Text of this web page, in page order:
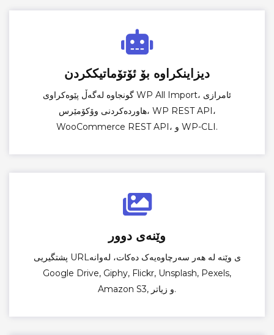
دیزاینکراوە بۆ ئۆتۆماتیککردن
گونجاوە لەگەڵ پێوەکراوی WP All Import، ئامرازی
هاوردەکردنی وۆکۆمێرس، WP REST API،
WooCommerce REST API، و WP-CLI.
وێنەی دوور
پشتگیریی URLی وێنە لە هەر سەرچاوەیەک دەکات، لەوانە
Google Drive, Giphy, Flickr, Unsplash, Pexels,
Amazon S3, و زیاتر.